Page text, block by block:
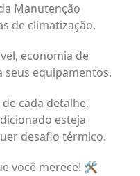
Manutenção
de climatização.
economia de
seus equipamentos.
cada detalhe,
esteja
desafio térmico.
você merece! 🛠️